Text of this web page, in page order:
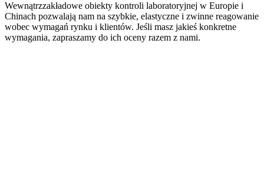
Wewnątrzzakładowe obiekty kontroli laboratoryjnej w Europie i
Chinach pozwalają nam na szybkie, elastyczne i zwinne reagowanie
wobec wymagań rynku i klientów. Jeśli masz jakieś konkretne
wymagania, zapraszamy do ich oceny razem z nami.